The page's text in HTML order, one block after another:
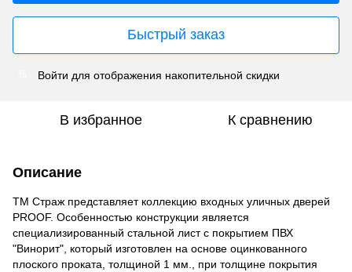
Быстрый заказ
Войти для отображения накопительной скидки
В избранное К сравнению
Описание
ТМ Страж представляет коллекцию входных уличных дверей
PROOF. Особенностью конструкции является
специализированный стальной лист с покрытием ПВХ
"Винорит", который изготовлен на основе оцинкованного
плоского проката, толщиной 1 мм., при толщине покрытия